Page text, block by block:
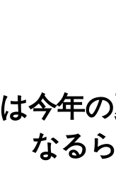
今年
なる